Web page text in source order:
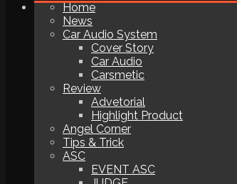
Home
News
Car Audio System
Cover Story
Car Audio
Carsmetic
Review
Advetorial
Highlight Product
Angel Corner
Tips & Trick
ASC
EVENT ASC